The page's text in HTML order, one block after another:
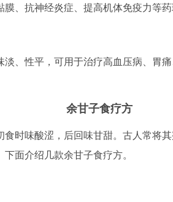
、抗神经炎症、提高机体免疫力等药
、性平，可用于治疗高血压病、胃
余甘子食疗方
时味酸涩，后回味甘甜。古人常将
面介绍几款余甘子食疗方。